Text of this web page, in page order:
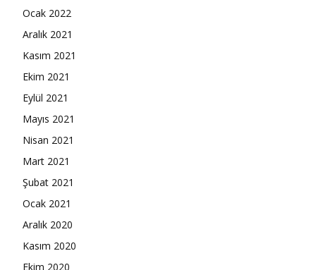
Ocak 2022
Aralık 2021
Kasım 2021
Ekim 2021
Eylül 2021
Mayıs 2021
Nisan 2021
Mart 2021
Şubat 2021
Ocak 2021
Aralık 2020
Kasım 2020
Ekim 2020